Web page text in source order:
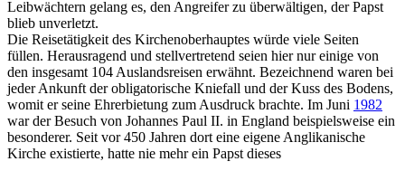
Leibwächtern gelang es, den Angreifer zu überwältigen, der Papst
blieb unverletzt.
Die Reisetätigkeit des Kirchenoberhauptes würde viele Seiten
füllen. Herausragend und stellvertretend seien hier nur einige von
den insgesamt 104 Auslandsreisen erwähnt. Bezeichnend waren bei
jeder Ankunft der obligatorische Kniefall und der Kuss des Bodens,
womit er seine Ehrerbietung zum Ausdruck brachte. Im Juni 1982
war der Besuch von Johannes Paul II. in England beispielsweise ein
besonderer. Seit vor 450 Jahren dort eine eigene Anglikanische
Kirche existierte, hatte nie mehr ein Papst dieses